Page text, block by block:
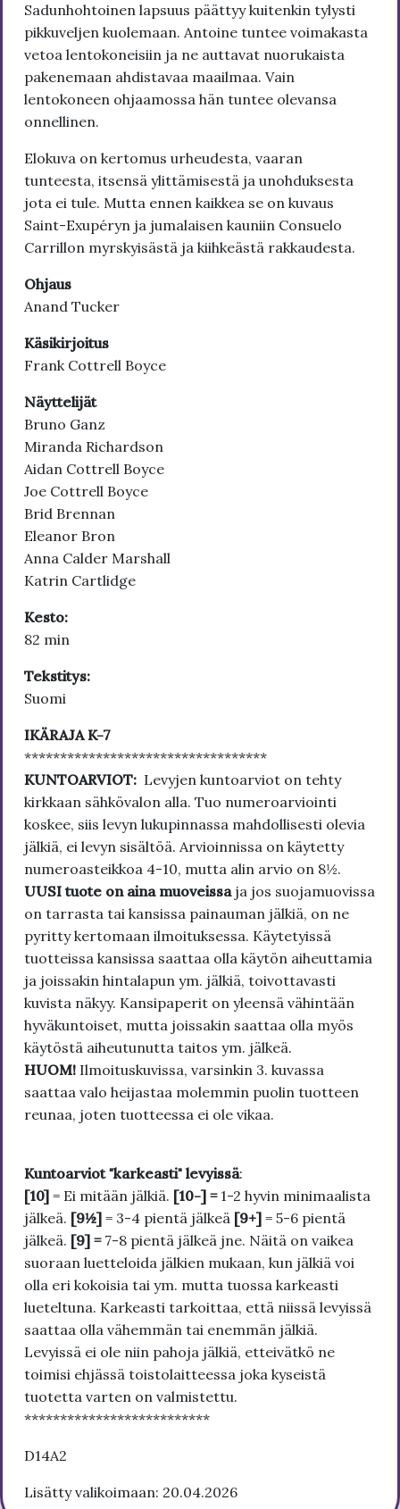
Sadunhohtoinen lapsuus päättyy kuitenkin tylysti
pikkuveljen kuolemaan. Antoine tuntee voimakasta
vetoa lentokoneisiin ja ne auttavat nuorukaista
pakenemaan ahdistavaa maailmaa. Vain
lentokoneen ohjaamossa hän tuntee olevansa
onnellinen.
Elokuva on kertomus urheudesta, vaaran
tunteesta, itsensä ylittämisestä ja unohduksesta
jota ei tule. Mutta ennen kaikkea se on kuvaus
Saint-Exupéryn ja jumalaisen kauniin Consuelo
Carrillon myrskyisästä ja kiihkeästä rakkaudesta.
Ohjaus
Anand Tucker
Käsikirjoitus
Frank Cottrell Boyce
Näyttelijät
Bruno Ganz
Miranda Richardson
Aidan Cottrell Boyce
Joe Cottrell Boyce
Brid Brennan
Eleanor Bron
Anna Calder Marshall
Katrin Cartlidge
Kesto:
82 min
Tekstitys:
Suomi
IKÄRAJA K-7
**********************************
KUNTOARVIOT: Levyjen kuntoarviot on tehty
kirkkaan sähkövalon alla. Tuo numeroarviointi
koskee, siis levyn lukupinnassa mahdollisesti olevia
jälkiä, ei levyn sisältöä. Arvioinnissa on käytetty
numeroasteikkoa 4-10, mutta alin arvio on 8½.
UUSI tuote on aina muoveissa ja jos suojamuovissa
on tarrasta tai kansissa painauman jälkiä, on ne
pyritty kertomaan ilmoituksessa. Käytetyissä
tuotteissa kansissa saattaa olla käytön aiheuttamia
ja joissakin hintalapun ym. jälkiä, toivottavasti
kuvista näkyy. Kansipaperit on yleensä vähintään
hyväkuntoiset, mutta joissakin saattaa olla myös
käytöstä aiheutunutta taitos ym. jälkeä.
HUOM! Ilmoituskuvissa, varsinkin 3. kuvassa
saattaa valo heijastaa molemmin puolin tuotteen
reunaa, joten tuotteessa ei ole vikaa.
Kuntoarviot "karkeasti" levyissä:
[10] = Ei mitään jälkiä. [10-] = 1-2 hyvin minimaalista
jälkeä. [9½] = 3-4 pientä jälkeä [9+] = 5-6 pientä
jälkeä. [9] = 7-8 pientä jälkeä jne. Näitä on vaikea
suoraan luetteloida jälkien mukaan, kun jälkiä voi
olla eri kokoisia tai ym. mutta tuossa karkeasti
lueteltuna. Karkeasti tarkoittaa, että niissä levyissä
saattaa olla vähemmän tai enemmän jälkiä.
Levyissä ei ole niin pahoja jälkiä, etteivätkö ne
toimisi ehjässä toistolaitteessa joka kyseistä
tuotetta varten on valmistettu.
**************************
D14A2
Lisätty valikoimaan: 20.04.2026